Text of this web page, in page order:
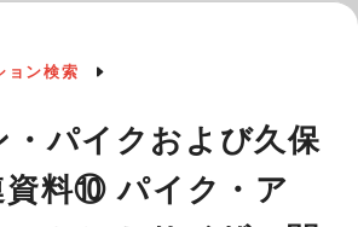
ョン検索
・パイクおよび久保
資料⑩ パイク・ア